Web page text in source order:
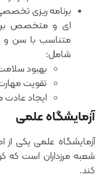
برنامه ‌ریزی
‌ای و متخصص
متناسب با سن و
شامل:
بهبود
تقویت
ایجاد عادت‌
آزمایشگاه علمی
آزمایشگاه علمی یکی
شعبه مرزداران است که
‌کند.